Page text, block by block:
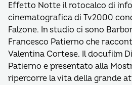
Effetto Notte il rotocalco di
cinematografica di Tv2000
Falzone. In studio ci sono
Francesco Patierno che
Valentina Cortese. Il docufilm
Patierno e presentato alla
ripercorre la vita della grande